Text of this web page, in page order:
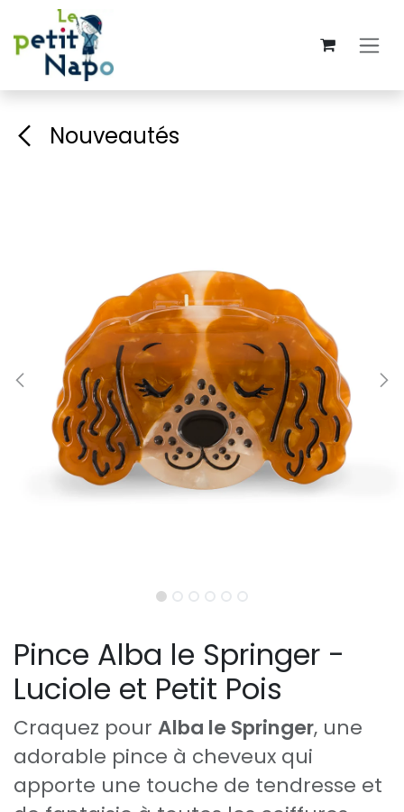
Se rendre au contenu
Nouveautés
Pince Alba le Springer -
Luciole et Petit Pois
Craquez pour Alba le Springer, une
adorable pince à cheveux qui
apporte une touche de tendresse et